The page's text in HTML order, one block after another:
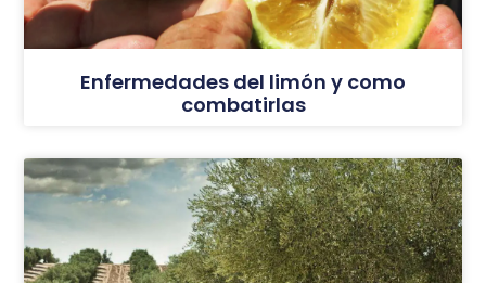
Enfermedades del limón y como
combatirlas